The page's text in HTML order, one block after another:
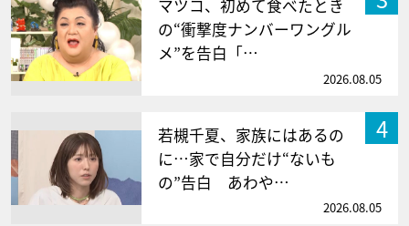
マツコ、初めて食べたとき
の“衝撃度ナンバーワングル
メ”を告白「…
2026.08.05
4
若槻千夏、家族にはあるの
に…家で自分だけ“ないも
の”告白 あわや…
2026.08.05